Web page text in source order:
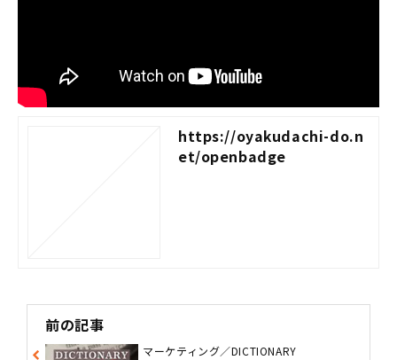
https://oyakudachi-do.n
et/openbadge
前の記事
マーケティング／DICTIONARY